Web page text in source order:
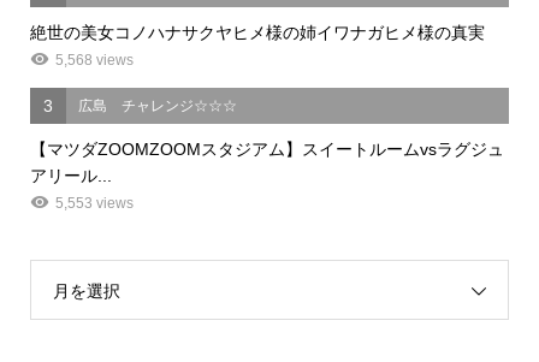
絶世の美女コノハナサクヤヒメ様の姉イワナガヒメ様の真実
5,568 views
3 広島 チャレンジ☆☆☆
【マツダZOOMZOOMスタジアム】スイートルームvsラグジュ
アリール...
5,553 views
月を選択